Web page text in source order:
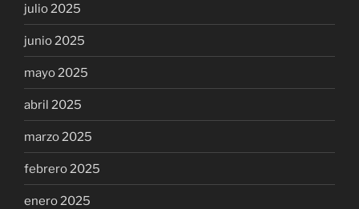
julio 2025
junio 2025
mayo 2025
abril 2025
marzo 2025
febrero 2025
enero 2025